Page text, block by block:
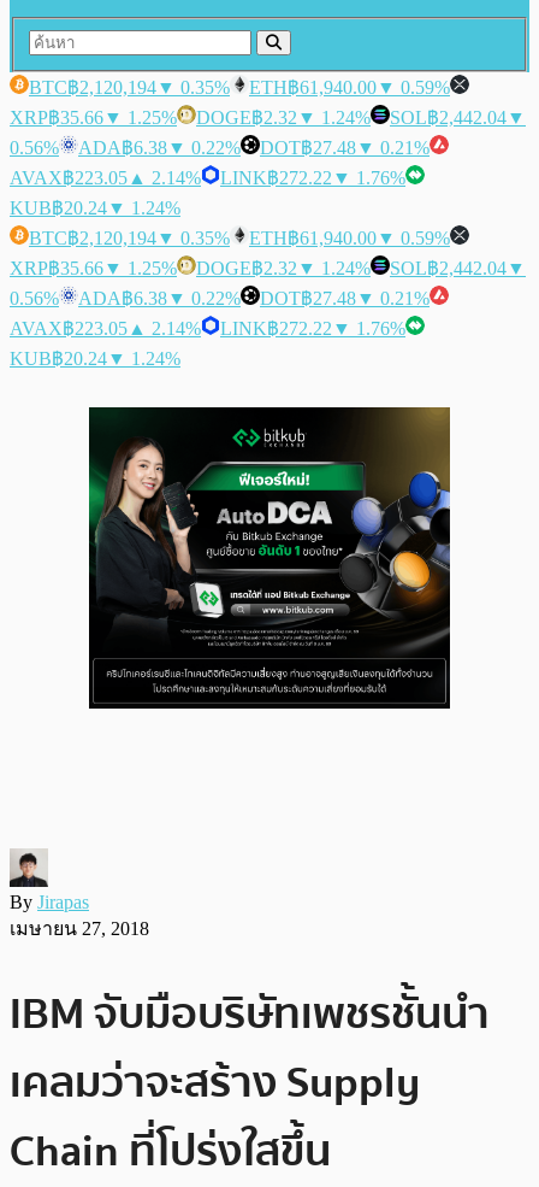
BTC฿2,120,194▼ 0.35% ETH฿61,940.00▼ 0.59%
XRP฿35.66▼ 1.25% DOGE฿2.32 ▼ 1.24% SOL฿2,442.04▼
0.56%
ADA฿6.38▼ 0.22% DOT฿27.48▼ 0.21%
AVAX฿223.05 ▲ 2.14% LINK฿272.22 ▼ 1.76%
KUB฿20.24▼ 1.24%
BTC฿2,120,194▼ 0.35% ETH฿61,940.00▼ 0.59%
XRP฿35.66▼ 1.25% DOGE฿2.32 ▼ 1.24% SOL฿2,442.04▼
0.56%
ADA฿6.38▼ 0.22% DOT฿27.48▼ 0.21%
AVAX฿223.05 ▲ 2.14% LINK฿272.22 ▼ 1.76%
KUB฿20.24▼ 1.24%
By Jirapas
เมษายน 27, 2018
IBM จับมือบริษัทเพชรชั้นนำ
เคลมว่าจะสร้าง Supply
Chain ที่โปร่งใสขึ้น